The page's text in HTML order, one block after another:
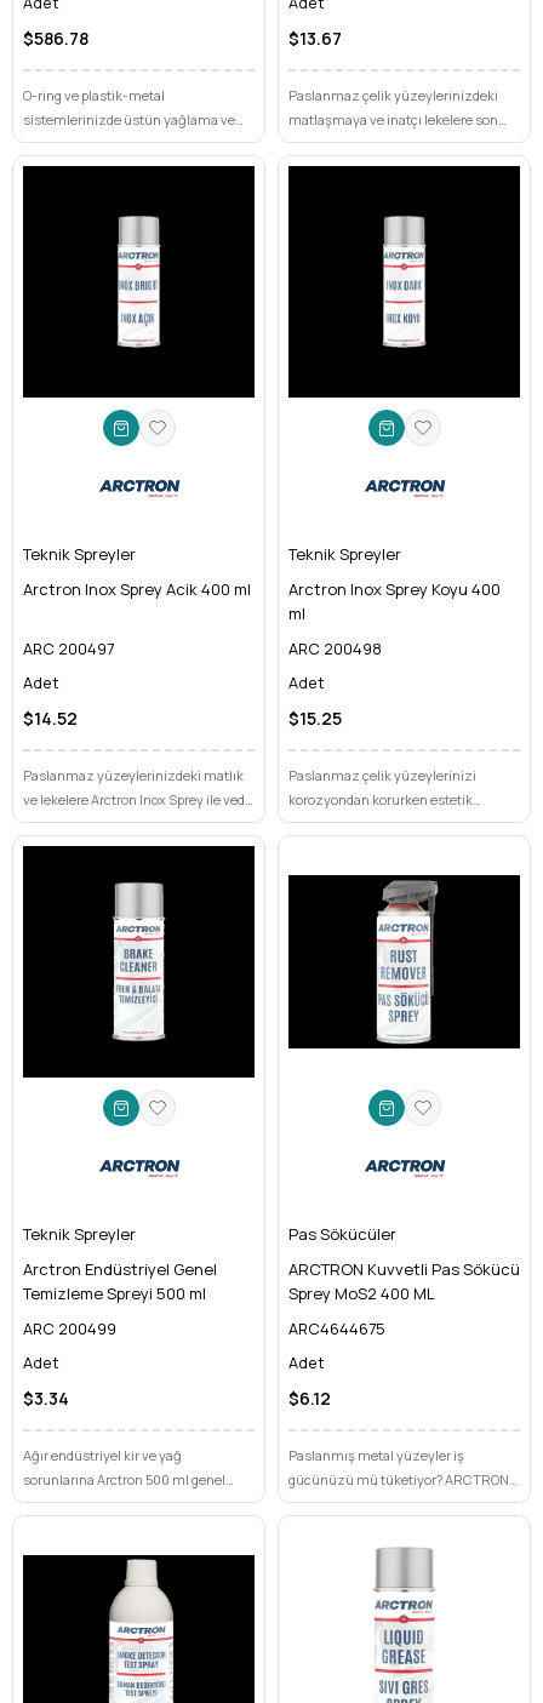
$586.78
O-ring ve plastik-metal
sistemlerinizde üstün yağlama ve
koruma mı arıyorsunuz? Arctron
Silikon Gres, şeffaf yapısıyla aşınmayı
maksimum performans sağlar.
$13.67
Paslanmaz çelik yüzeylerinizdeki
matlaşmaya ve inatçı lekelere son
verin! Arctron Paslanmaz Bakım
Spreyi ile anında kusursuz parlaklık
Teknik Spreyler
Arctron Inox Sprey Acik 400 ml
ARC 200497
Adet
$14.52
Paslanmaz yüzeylerinizdeki matlık
ve lekelere Arctron Inox Sprey ile veda
edin. Üstün formülü sayesinde hem
koruyun hem de ilk günkü
Teknik Spreyler
Arctron Inox Sprey Koyu 400
ml
ARC 200498
Adet
$15.25
Paslanmaz çelik yüzeylerinizi
korozyondan korurken estetik
görünümünü mü kaybetmek
Koyu 400 ml ile yüzeylerinizde kalıcı
parlaklık ve üstün koruma sağlayın.
Teknik Spreyler
Arctron Endüstriyel Genel
Temizleme Spreyi 500 ml
ARC 200499
Adet
$3.34
Ağır endüstriyel kir ve yağ
sorunlarına Arctron 500 ml genel
temizleme spreyi ile kesin çözüm
derinlemesine temizlik ve uzun
ömürlü koruma sağlayın.
Pas Sökücüler
ARCTRON Kuvvetli Pas Sökücü
Sprey MoS2 400 ML
ARC4644675
Adet
$6.12
Paslanmış metal yüzeyler iş
gücünüzü mü tüketiyor? ARCTRON
Kuvvetli Pas Sökücü Sprey MoS2 400
sökün ve yüzeylerinizi koruyun.